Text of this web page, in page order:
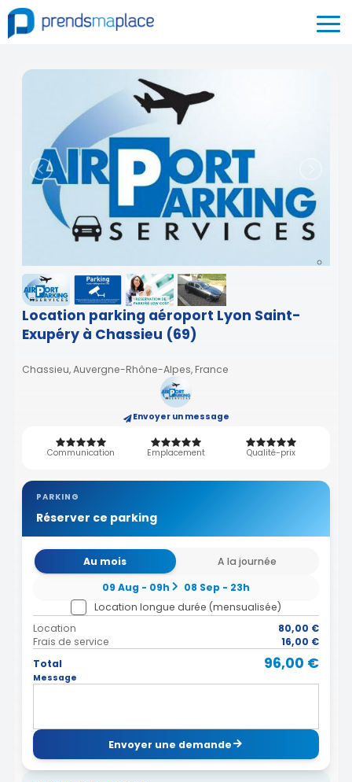
Location parking aéroport Lyon Saint-
Exupéry à Chassieu (69)
Chassieu, Auvergne-Rhône-Alpes, France
Envoyer un message
Communication Emplacement Qualité-prix
PARKING
Réserver ce parking
Au mois
A la journée
09 Aug - 09h
08 Sep - 23h
Location longue durée (mensualisée)
Location
80,00 €
Frais de service
16,00 €
Total
96,00 €
Message
Envoyer une demande